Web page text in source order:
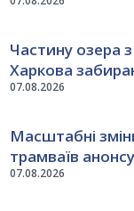
07.08.2026
Частину озера
Харкова
07.08.2026
Масштабні
трамваїв